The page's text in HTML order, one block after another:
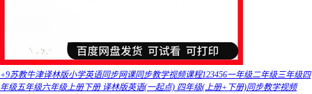
+9苏教牛津译林版小学英语同步网课同步教学视频课程123456一年级二年级三年级四
年级五年级六年级上册下册 译林版英语(一起点) 四年级(上册+下册)同步教学视频